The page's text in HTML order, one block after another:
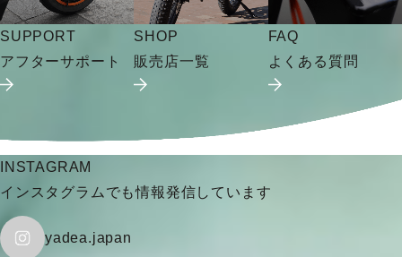
SUPPORT
アフターサポート
SHOP
販売店一覧
FAQ
よくある質問
INSTAGRAM
インスタグラムでも情報発信しています
yadea.japan